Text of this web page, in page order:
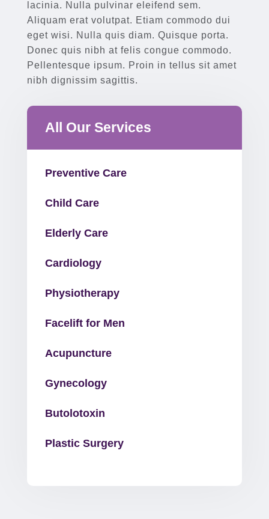
lacinia. Nulla pulvinar eleifend sem.
Aliquam erat volutpat. Etiam commodo dui
eget wisi. Nulla quis diam. Quisque porta.
Donec quis nibh at felis congue commodo.
Pellentesque ipsum. Proin in tellus sit amet
nibh dignissim sagittis.
All Our Services
Preventive Care
Child Care
Elderly Care
Cardiology
Physiotherapy
Facelift for Men
Acupuncture
Gynecology
Butolotoxin
Plastic Surgery